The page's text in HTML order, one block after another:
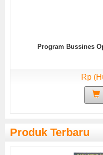
Program Bussines
Rp
Produk Terbaru